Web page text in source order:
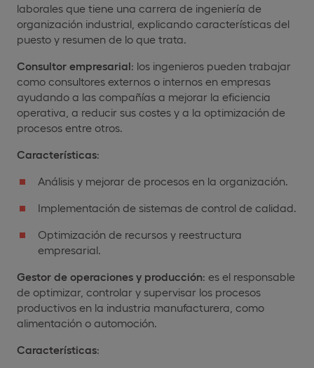
laborales que tiene una carrera de ingeniería de
organización industrial, explicando características del
puesto y resumen de lo que trata.
Consultor empresarial: los ingenieros pueden trabajar
como consultores externos o internos en empresas
ayudando a las compañías a mejorar la eficiencia
operativa, a reducir sus costes y a la optimización de
procesos entre otros.
Características:
Análisis y mejorar de procesos en la organización.
Implementación de sistemas de control de calidad.
Optimización de recursos y reestructura
empresarial.
Gestor de operaciones y producción: es el responsable
de optimizar, controlar y supervisar los procesos
productivos en la industria manufacturera, como
alimentación o automoción.
Características: